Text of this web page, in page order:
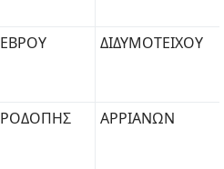
ΕΒΡΟΥ ΔΙΔΥΜΟΤΕΙΧΟΥ
ΡΟΔΟΠΗΣ ΑΡΡΙΑΝΩΝ